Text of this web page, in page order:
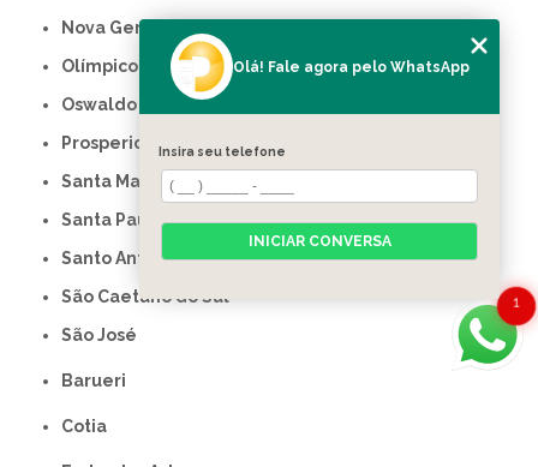
Nova Gerty
Olímpico
Oswaldo Cruz
Prosperidade
Santa Maria
Santa Paula
Santo Antônio
São Caetano do Sul
São José
Barueri
Cotia
1
Olá! Fale agora pelo WhatsApp
Insira seu telefone
INICIAR CONVERSA